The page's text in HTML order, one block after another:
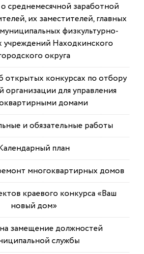
среднемесячной заработной
их заместителей, главных
физкультурно-
учреждений Находкинского
округа
конкурсах по отбору
организации для управления
домами
и обязательные работы
план
многоквартирных домов
краевого конкурса «Ваш
новый дом»
замещение должностей
службы